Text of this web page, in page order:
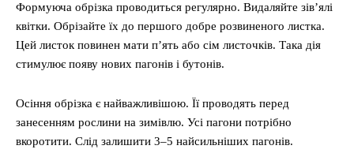
Формуюча обрізка проводиться регулярно. Видаляйте зів’ялі
квітки. Обрізайте їх до першого добре розвиненого листка.
Цей листок повинен мати п’ять або сім листочків. Така дія
стимулює появу нових пагонів і бутонів.
Осіння обрізка є найважливішою. Її проводять перед
занесенням рослини на зимівлю. Усі пагони потрібно
вкоротити. Слід залишити 3–5 найсильніших пагонів.